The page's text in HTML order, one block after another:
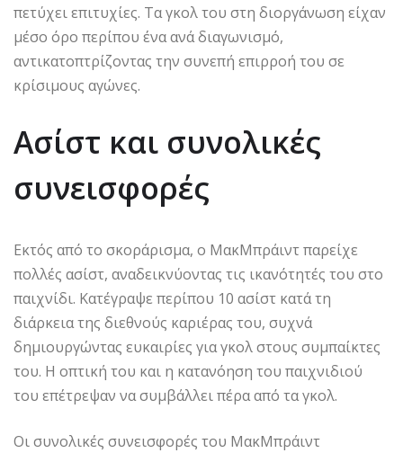
πετύχει επιτυχίες. Τα γκολ του στη διοργάνωση είχαν
μέσο όρο περίπου ένα ανά διαγωνισμό,
αντικατοπτρίζοντας την συνεπή επιρροή του σε
κρίσιμους αγώνες.
Ασίστ και συνολικές
συνεισφορές
Εκτός από το σκοράρισμα, ο ΜακΜπράιντ παρείχε
πολλές ασίστ, αναδεικνύοντας τις ικανότητές του στο
παιχνίδι. Κατέγραψε περίπου 10 ασίστ κατά τη
διάρκεια της διεθνούς καριέρας του, συχνά
δημιουργώντας ευκαιρίες για γκολ στους συμπαίκτες
του. Η οπτική του και η κατανόηση του παιχνιδιού
του επέτρεψαν να συμβάλλει πέρα από τα γκολ.
Οι συνολικές συνεισφορές του ΜακΜπράιντ